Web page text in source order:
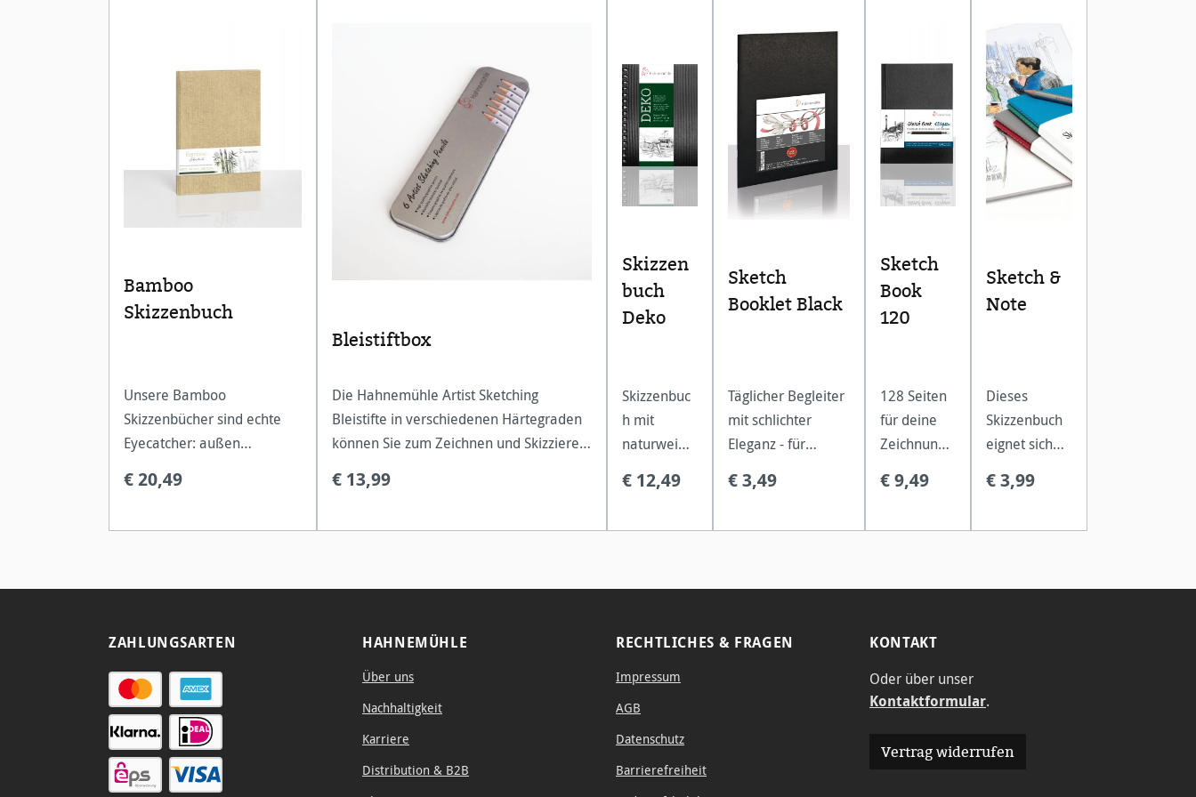
Bamboo
Skizzenbuch
Unsere Bamboo
Skizzenbücher sind echte
Eyecatcher: außen
Bambusstengeln, innen ein
€ 20,49
Bleistiftbox
Die Hahnemühle Artist Sketching
Bleistifte in verschiedenen Härtegraden
können Sie zum Zeichnen und Skizzieren
Details und ausdrucksstarken
€ 13,99
Skizzen
buch
Deko
Skizzenbuc
h mit
naturweiße
und einem
€ 12,49
Sketch
Booklet Black
Täglicher Begleiter
mit schlichter
Eleganz - für
Bleistift, Kohle und
€ 3,49
Sketch
Book
120
128 Seiten
für deine
Zeichnunge
Bleistift,
€ 9,49
Sketch &
Note
Dieses
Skizzenbuch
eignet sich
Notizen und
€ 3,99
ZAHLUNGSARTEN HAHNEMÜHLE
Über uns
Nachhaltigkeit
Karriere
Distribution & B2B
RECHTLICHES & FRAGEN
Impressum
AGB
Datenschutz
Barrierefreiheit
KONTAKT
Oder über unser
Kontaktformular.
Vertrag widerrufen